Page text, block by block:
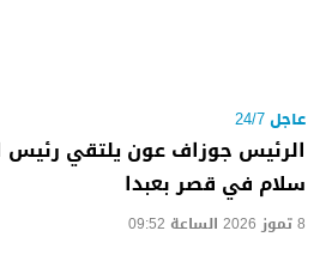
عاجل 24/7
الرئيس جوزاف عون يلتقي رئيس
سلام في قصر بعبدا
8 تموز 2026 الساعة 09:52